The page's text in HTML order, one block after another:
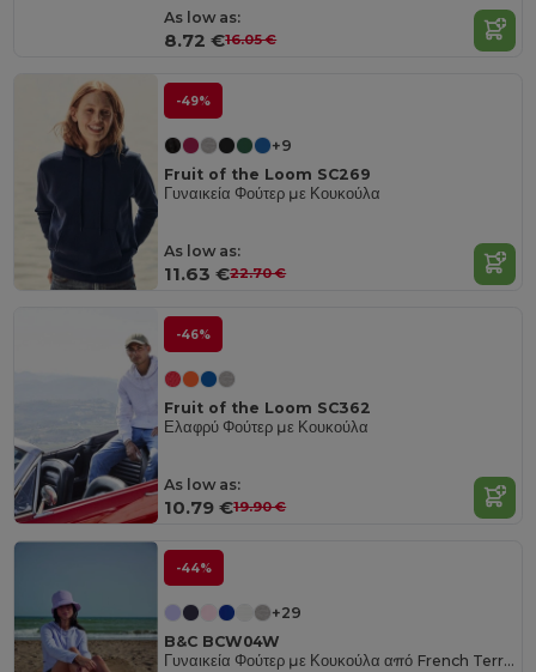
As low as:
8.72 €16.05 €
-49%
+9
Fruit of the Loom SC269
Γυναικεία Φούτερ με Κουκούλα
As low as:
11.63 €22.70 €
-46%
Fruit of the Loom SC362
Ελαφρύ Φούτερ με Κουκούλα
As low as:
10.79 €19.90 €
-44%
+29
B&C BCW04W
Γυναικεία Φούτερ με Κουκούλα από French Terry από B&C